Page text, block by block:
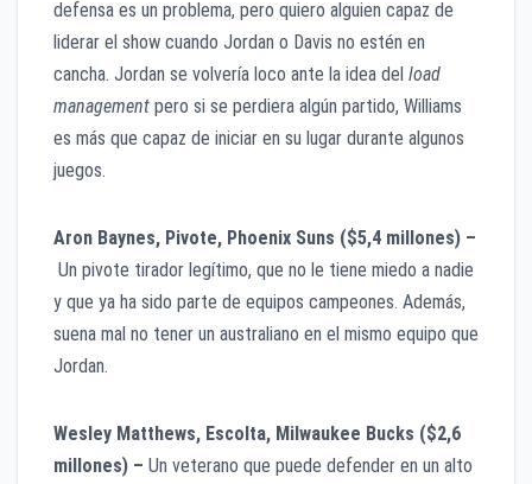
defensa es un problema, pero quiero alguien capaz de
liderar el show cuando Jordan o Davis no estén en
cancha. Jordan se volvería loco ante la idea del load
management pero si se perdiera algún partido, Williams
es más que capaz de iniciar en su lugar durante algunos
juegos.
Aron Baynes, Pivote, Phoenix Suns ($5,4 millones) –
Un pivote tirador legítimo, que no le tiene miedo a nadie
y que ya ha sido parte de equipos campeones. Además,
suena mal no tener un australiano en el mismo equipo que
Jordan.
Wesley Matthews, Escolta, Milwaukee Bucks ($2,6
millones) – Un veterano que puede defender en un alto